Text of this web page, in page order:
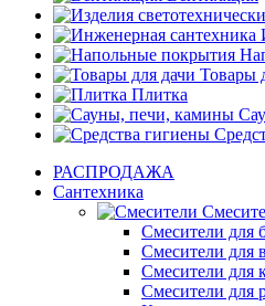
Товары
Плитка
РАСПРОДАЖА
Сантехника
Смесители для
Смесители для
Смесители для
Смесители для